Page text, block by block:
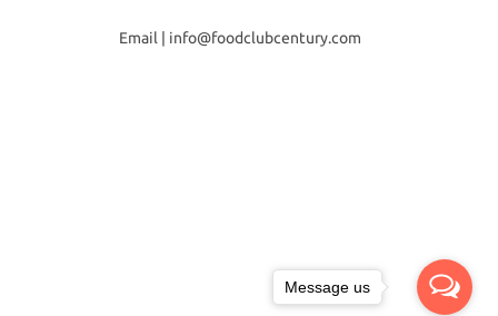
Email | info@foodclubcentury.com
Message us